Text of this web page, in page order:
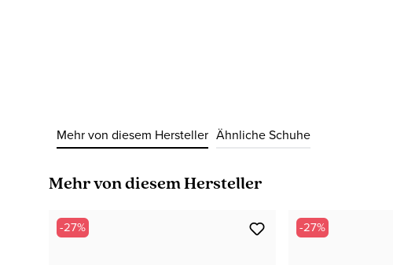
Mehr von diesem Hersteller Ähnliche Schuhe
Produktgalerie überspringen
Mehr von diesem Hersteller
-27% -27%